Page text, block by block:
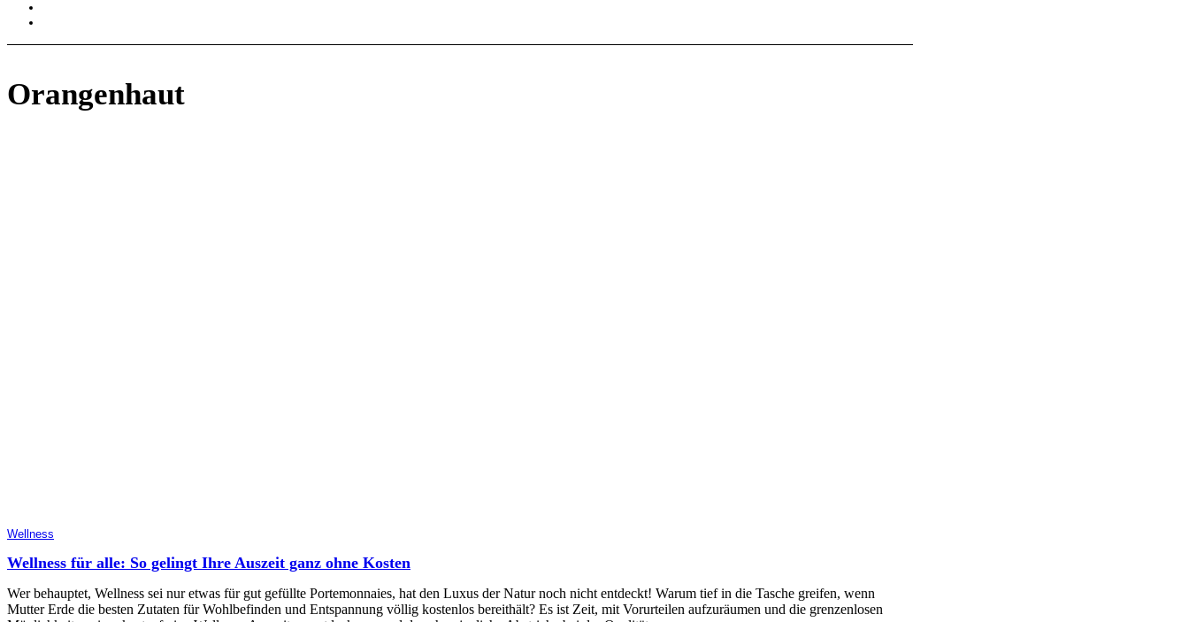
Orangenhaut
Wellness
Wellness für alle: So gelingt Ihre Auszeit ganz ohne Kosten
Wer behauptet, Wellness sei nur etwas für gut gefüllte Portemonnaies, hat den Luxus der Natur noch nicht entdeckt! Warum tief in die Tasche greifen, wenn
Mutter Erde die besten Zutaten für Wohlbefinden und Entspannung völlig kostenlos bereithält? Es ist Zeit, mit Vorurteilen aufzuräumen und die grenzenlosen